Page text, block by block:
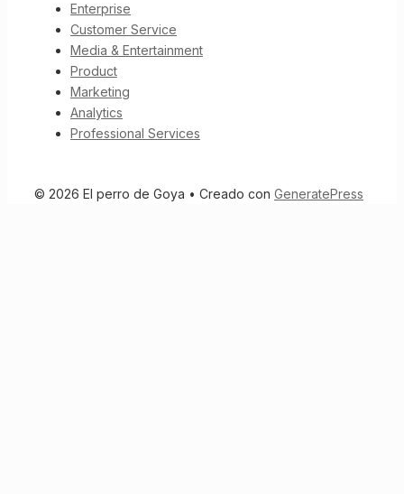
Enterprise
Customer Service
Media & Entertainment
Product
Marketing
Analytics
Professional Services
© 2026 El perro de Goya • Creado con GeneratePress